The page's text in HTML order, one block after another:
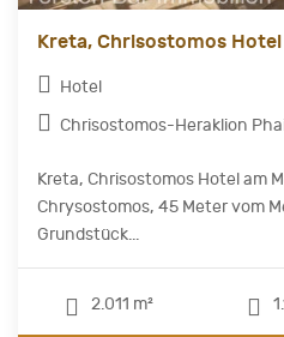
Kreta, Chrisostomos
Hotel
Chrisostomos-Heraklion
Kreta, Chrisostomos Hotel am
Chrysostomos, 45 Meter vom
Grundstück...
2.011 m²